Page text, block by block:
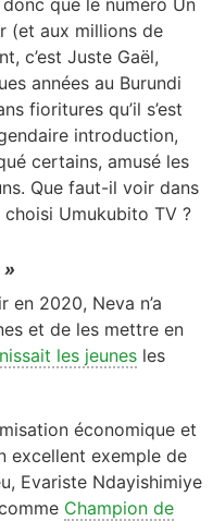
(et aux millions de
c’est Juste Gaël,
années au Burundi
fioritures qu’il s’est
introduction,
certains, amusé les
Que faut-il voir dans
Umukubito TV ?
en 2020, Neva n’a
et de les mettre en
les jeunes les
économique et
excellent exemple de
Evariste Ndayishimiye
Champion de